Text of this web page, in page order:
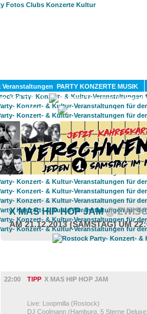
PARTY KONZERTE MUSIK
KULTUR
DIVERSES
X MAS HIP HOP JAM@
AM 21.12.2013 (SAMSTAG) UM
22:00
TIPP X MAS HIP HOP JAM
Live: Loopmilla (Rostock)
DJ Coolmann (Hamburg, 5 Sterne